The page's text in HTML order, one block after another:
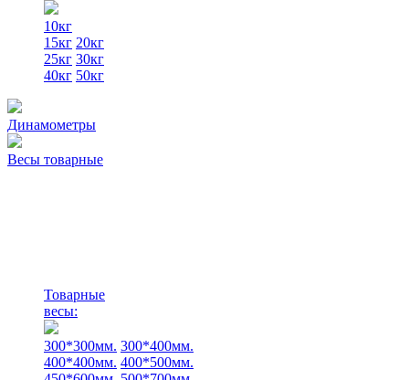
10кг
15кг 20кг
25кг 30кг
40кг 50кг
Динамометры
Весы товарные
Товарные
весы:
300*300мм. 300*400мм.
400*400мм. 400*500мм.